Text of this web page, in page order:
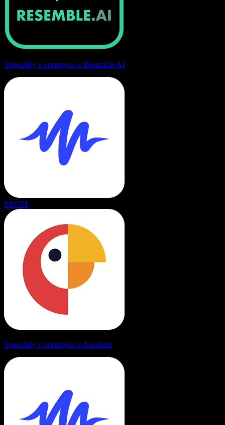
Speechify v primerjavi z Resemble AI
PROTI
Speechify v primerjavi z Narakeet